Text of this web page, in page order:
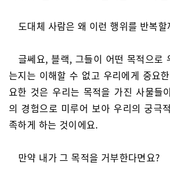
도대체 사람은 왜 이런 행위를 반복할
글쎄요, 블랙, 그들이 어떤 목적으로
는지는 이해할 수 없고 우리에게 중요
요한 것은 우리는 목적을 가진 사물들
의 경험으로 미루어 보아 우리의 궁극
족하게 하는 것이에요.
만약 내가 그 목적을 거부한다면요?